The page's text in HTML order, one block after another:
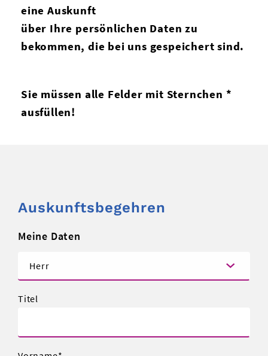
eine Auskunft
über Ihre persönlichen Daten zu
bekommen, die bei uns gespeichert sind.
Sie müssen alle Felder mit Sternchen *
ausfüllen!
Auskunftsbegehren
Meine Daten
Titel